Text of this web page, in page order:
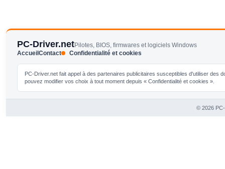
PC-Driver.netPilotes, BIOS, firmwares et logiciels Windows
AccueilContact Confidentialité et cookies
PC-Driver.net fait appel à des partenaires publicitaires susceptibles d'utiliser
pouvez modifier vos choix à tout moment depuis « Confidentialité et cookies ».
© 2026